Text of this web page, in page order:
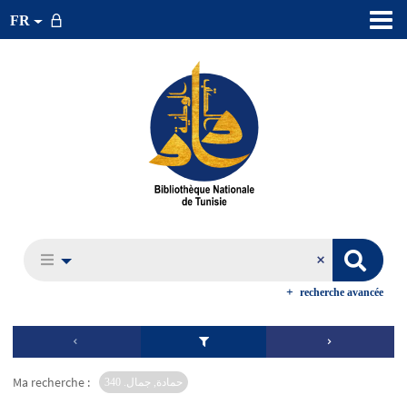
FR
recherche avancée
Ma recherche : حمادة, جمال. 340